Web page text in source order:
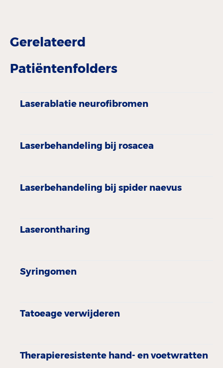
Gerelateerd
Patiëntenfolders
Laserablatie neurofibromen
Laserbehandeling bij rosacea
Laserbehandeling bij spider naevus
Laserontharing
Syringomen
Tatoeage verwijderen
Therapieresistente hand- en voetwratten